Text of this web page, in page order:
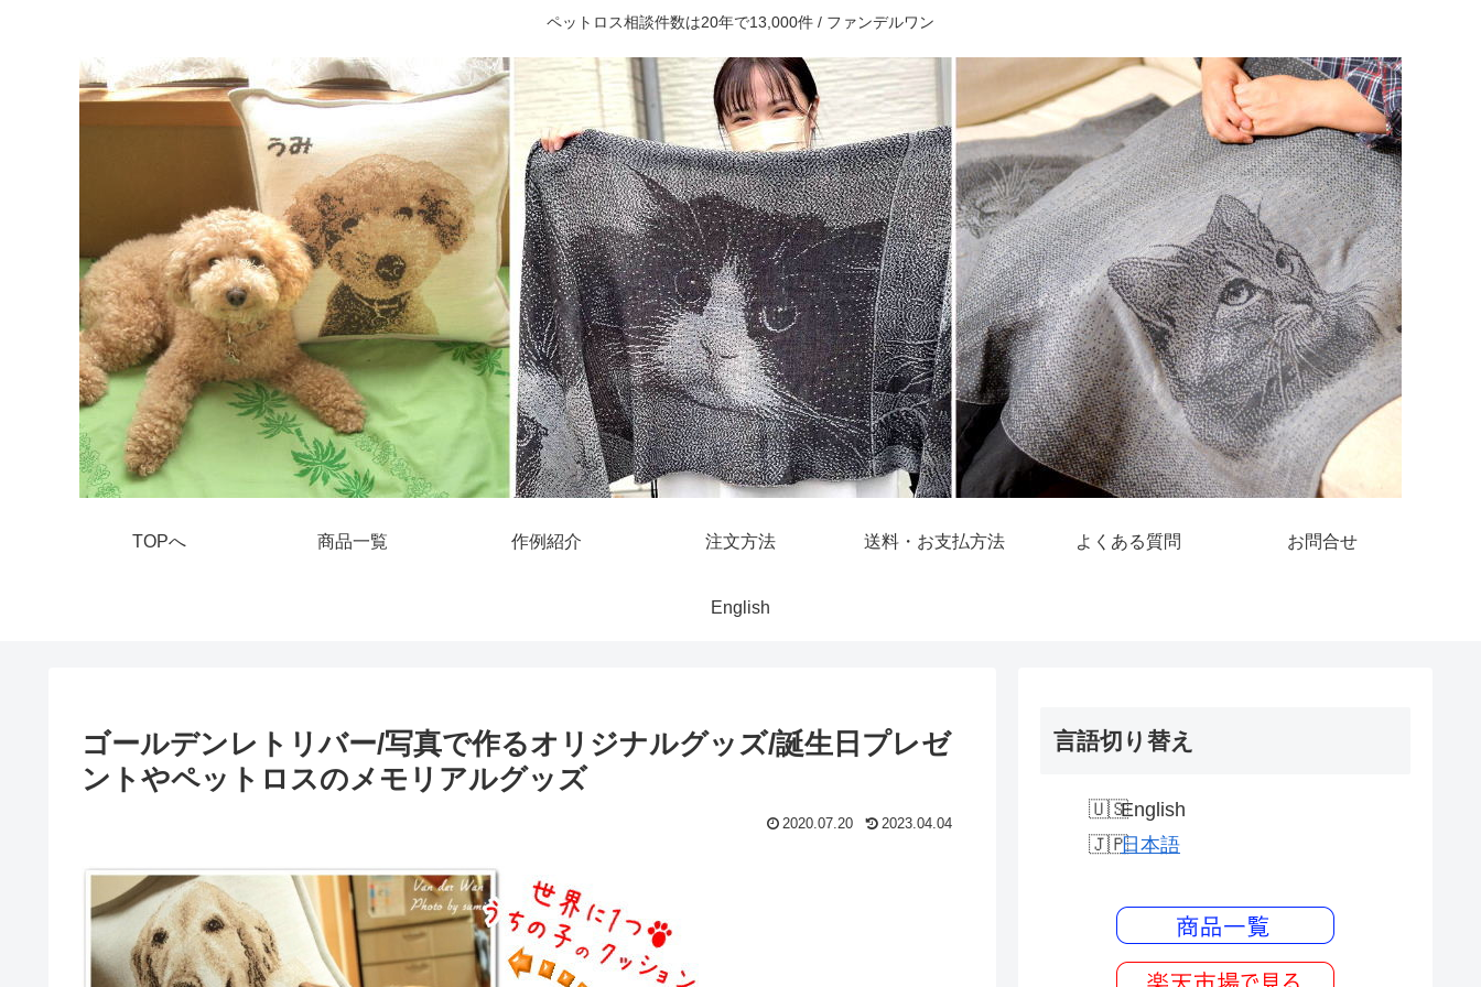
ペットロス相談件数は20年で13,000件 / ファンデルワン
TOPへ 商品一覧 作例紹介 注文方法 送料・お支払方法 よくある質問 お問合せ
English
ゴールデンレトリバー/写真で作るオリジナルグッズ/誕生日プレゼ
ントやペットロスのメモリアルグッズ
2020.07.20 2023.04.04
言語切り替え
English
日本語